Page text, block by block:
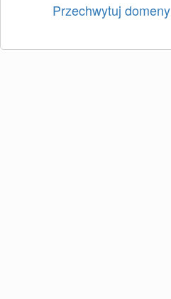
Przechwytuj domeny